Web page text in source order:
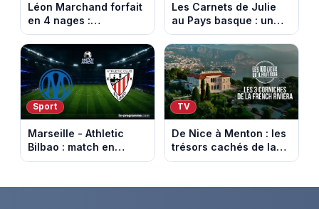
Léon Marchand forfait
en 4 nages :
découvrez son
programme de nage
aux Championnats
d'Europe
Les Carnets de Julie
au Pays basque : un
banquet au sommet de
la Rhune
Sport
Marseille - Athletic
Bilbao : match en
direct sur Ligue 1+ à
août 2026)
TV
De Nice à Menton : les
trésors cachés de la
French Riviera dévoilés
faut voir